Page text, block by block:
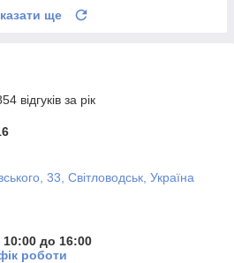
ще
відгуків за рік
33, Світловодськ, Україна
до 16:00
роботи